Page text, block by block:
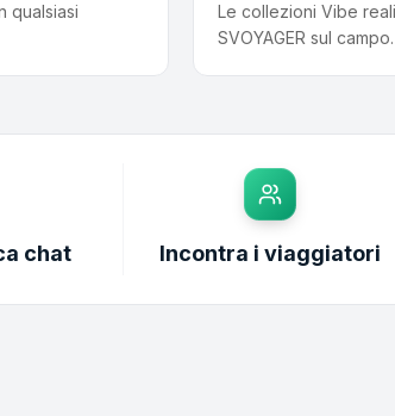
qualsiasi
Le collezioni Vibe
SVOYAGER sul campo.
chat Incontra i viaggiatori